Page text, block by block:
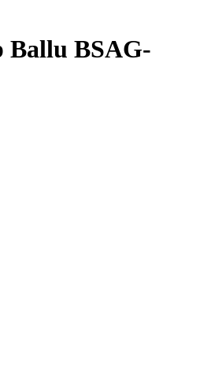
Ballu BSAG-